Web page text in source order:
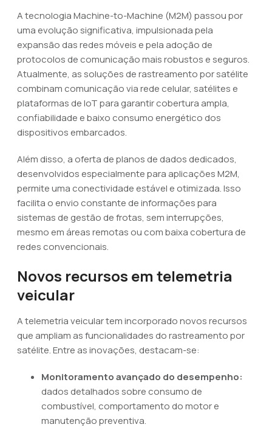
A tecnologia Machine-to-Machine (M2M) passou por
uma evolução significativa, impulsionada pela
expansão das redes móveis e pela adoção de
protocolos de comunicação mais robustos e seguros.
Atualmente, as soluções de rastreamento por satélite
combinam comunicação via rede celular, satélites e
plataformas de IoT para garantir cobertura ampla,
confiabilidade e baixo consumo energético dos
dispositivos embarcados.
Além disso, a oferta de planos de dados dedicados,
desenvolvidos especialmente para aplicações M2M,
permite uma conectividade estável e otimizada. Isso
facilita o envio constante de informações para
sistemas de gestão de frotas, sem interrupções,
mesmo em áreas remotas ou com baixa cobertura de
redes convencionais.
Novos recursos em telemetria
veicular
A telemetria veicular tem incorporado novos recursos
que ampliam as funcionalidades do rastreamento por
satélite. Entre as inovações, destacam-se:
Monitoramento avançado do desempenho:
dados detalhados sobre consumo de
combustível, comportamento do motor e
manutenção preventiva.